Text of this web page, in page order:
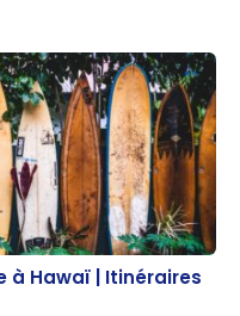
Hawaï | Itinéraires et
à Hawaï | Itinéraires